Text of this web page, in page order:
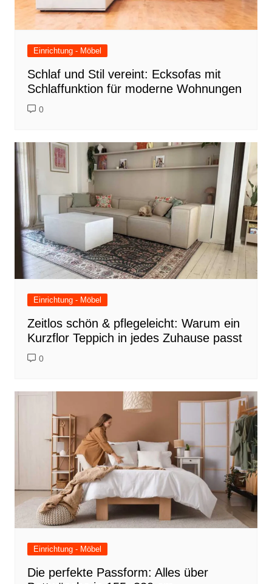
Einrichtung - Möbel
Schlaf und Stil vereint: Ecksofas mit
Schlaffunktion für moderne Wohnungen
0
Einrichtung - Möbel
Zeitlos schön & pflegeleicht: Warum ein
Kurzflor Teppich in jedes Zuhause passt
0
Einrichtung - Möbel
Die perfekte Passform: Alles über